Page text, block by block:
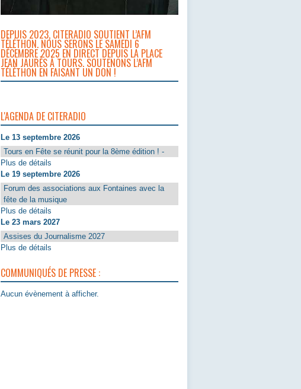
DEPUIS 2023, CITERADIO SOUTIENT L’AFM
TÉLÉTHON. NOUS SERONS LE SAMEDI 6
DÉCEMBRE 2025 EN DIRECT DEPUIS LA PLACE
JEAN JAURÈS À TOURS. SOUTENONS L’AFM
TÉLÉTHON EN FAISANT UN DON !
L'AGENDA DE CITERADIO
Le 13 septembre 2026
Tours en Fête se réunit pour la 8ème édition ! -
Plus de détails
Le 19 septembre 2026
Forum des associations aux Fontaines avec la
fête de la musique
Plus de détails
Le 23 mars 2027
Assises du Journalisme 2027
Plus de détails
COMMUNIQUÉS DE PRESSE :
Aucun évènement à afficher.